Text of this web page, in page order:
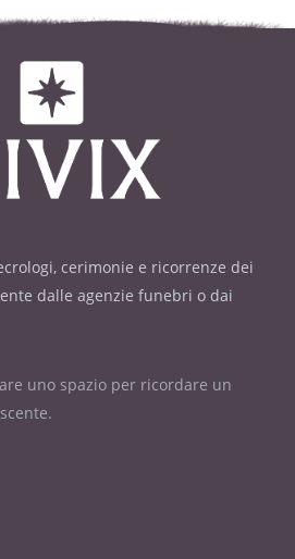
cerimonie e ricorrenze dei
dalle agenzie funebri o dai
uno spazio per ricordare un